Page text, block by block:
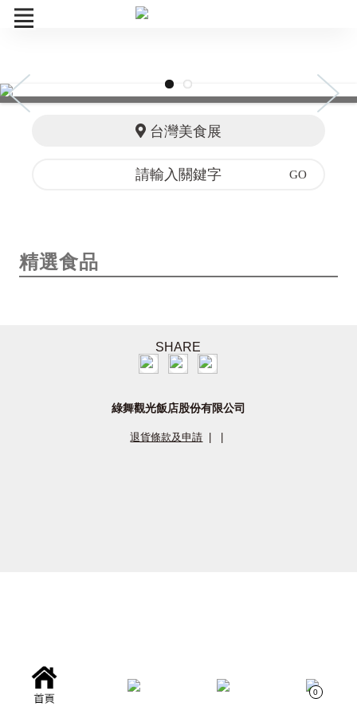
美食展
台灣美食展
精選食品
SHARE
綠舞觀光飯店股份有限公司
退貨條款及申請
0